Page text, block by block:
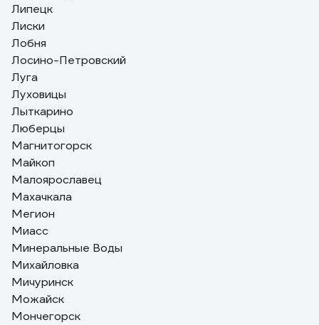
Липецк
Лиски
Лобня
Лосино-Петровский
Луга
Луховицы
Лыткарино
Люберцы
Магнитогорск
Майкоп
Малоярославец
Махачкала
Мегион
Миасс
Минеральные Воды
Михайловка
Мичуринск
Можайск
Мончегорск